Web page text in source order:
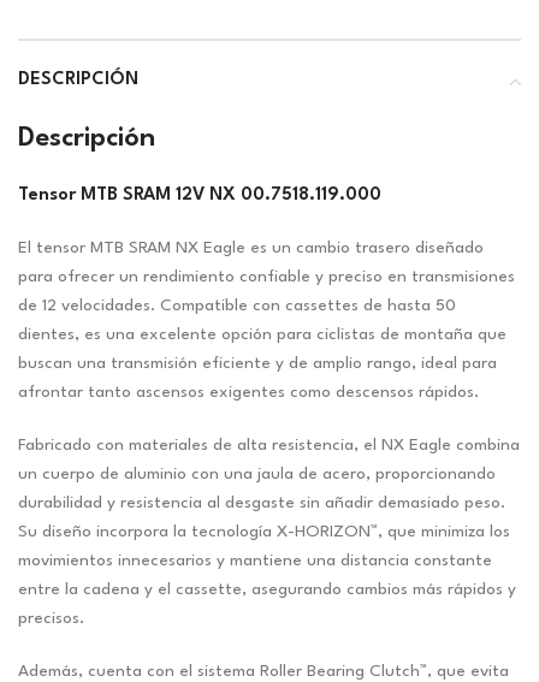
DESCRIPCIÓN
Descripción
Tensor MTB SRAM 12V NX 00.7518.119.000
El tensor MTB SRAM NX Eagle es un cambio trasero diseñado
para ofrecer un rendimiento confiable y preciso en transmisiones
de 12 velocidades. Compatible con cassettes de hasta 50
dientes, es una excelente opción para ciclistas de montaña que
buscan una transmisión eficiente y de amplio rango, ideal para
afrontar tanto ascensos exigentes como descensos rápidos.
Fabricado con materiales de alta resistencia, el NX Eagle combina
un cuerpo de aluminio con una jaula de acero, proporcionando
durabilidad y resistencia al desgaste sin añadir demasiado peso.
Su diseño incorpora la tecnología X-HORIZON™, que minimiza los
movimientos innecesarios y mantiene una distancia constante
entre la cadena y el cassette, asegurando cambios más rápidos y
precisos.
Además, cuenta con el sistema Roller Bearing Clutch™, que evita